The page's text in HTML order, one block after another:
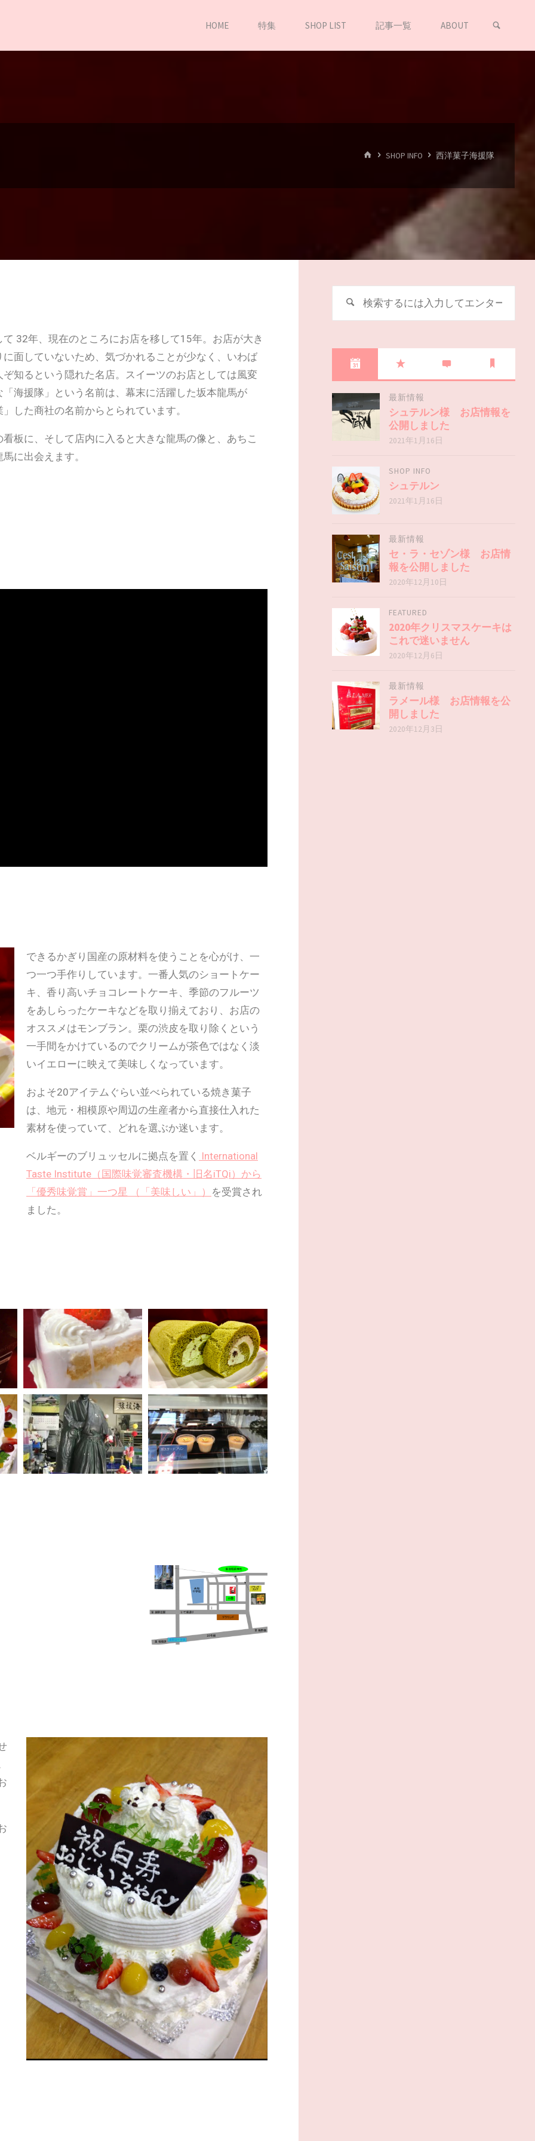
HOME 特集 SHOP LIST 記事一覧 ABOUT
SHOP INFO 西洋菓子海援隊
て 32年、現在のところにお店を移して15年。お店が大き
に面していないため、気づかれることが少なく、いわば
ぞ知るという隠れた名店。スイーツのお店としては風変
「海援隊」という名前は、幕末に活躍した坂本龍馬が
」した商社の名前からとられています。
看板に、そして店内に入ると大きな龍馬の像と、あちこ
に出会えます。
できるかぎり国産の原材料を使うことを心がけ、一
つ一つ手作りしています。一番人気のショートケー
キ、香り高いチョコレートケーキ、季節のフルーツ
をあしらったケーキなどを取り揃えており、お店の
オススメはモンブラン。栗の渋皮を取り除くという
一手間をかけているのでクリームが茶色ではなく淡
いイエローに映えて美味しくなっています。
およそ20アイテムぐらい並べられている焼き菓子
は、地元・相模原や周辺の生産者から直接仕入れた
素材を使っていて、どれを選ぶか迷います。
ベルギーのブリュッセルに拠点を置く International
Taste Institute（国際味覚審査機構・旧名iTQi）から
「優秀味覚賞」一つ星 （「美味しい」） を受賞され
ました。
最新情報
シュテルン様 お店情報を
公開しました
2021年1月16日
SHOP INFO
シュテルン
2021年1月16日
最新情報
セ・ラ・セゾン様 お店情
報を公開しました
2020年12月10日
FEATURED
2020年クリスマスケーキは
これで迷いません
2020年12月6日
最新情報
ラメール様 お店情報を公
開しました
2020年12月3日